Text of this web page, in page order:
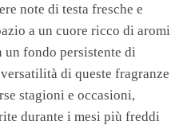
note di testa fresche e
a un cuore ricco di aromi
fondo persistente di
di queste fragranze
stagioni e occasioni,
durante i mesi più freddi